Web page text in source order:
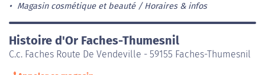
Magasin cosmétique et beauté Horaires & infos
Histoire d'Or Faches-Thumesnil
C.c. Faches Route De Vendeville - 59155 Faches-Thumesnil